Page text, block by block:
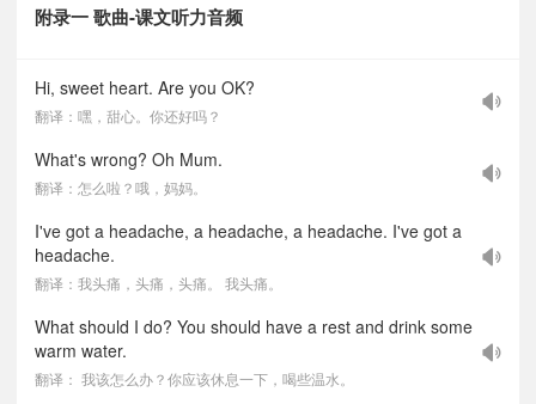
附录一 歌曲-课文听力音频
Hi, sweet heart. Are you OK?
翻译：嘿，甜心。你还好吗？
What's wrong? Oh Mum.
翻译：怎么啦？哦，妈妈。
I've got a headache, a headache, a headache. I've got a
headache.
翻译：我头痛，头痛，头痛。 我头痛。
What should I do? You should have a rest and drink some
warm water.
翻译： 我该怎么办？你应该休息一下，喝些温水。